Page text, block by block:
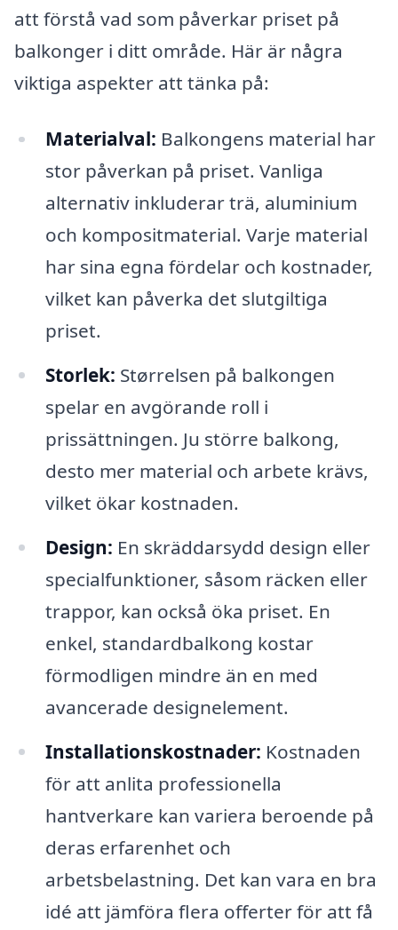
att förstå vad som påverkar priset på
balkonger i ditt område. Här är några
viktiga aspekter att tänka på:
Materialval: Balkongens material har
stor påverkan på priset. Vanliga
alternativ inkluderar trä, aluminium
och kompositmaterial. Varje material
har sina egna fördelar och kostnader,
vilket kan påverka det slutgiltiga
priset.
Storlek: Størrelsen på balkongen
spelar en avgörande roll i
prissättningen. Ju större balkong,
desto mer material och arbete krävs,
vilket ökar kostnaden.
Design: En skräddarsydd design eller
specialfunktioner, såsom räcken eller
trappor, kan också öka priset. En
enkel, standardbalkong kostar
förmodligen mindre än en med
avancerade designelement.
Installationskostnader: Kostnaden
för att anlita professionella
hantverkare kan variera beroende på
deras erfarenhet och
arbetsbelastning. Det kan vara en bra
idé att jämföra flera offerter för att få